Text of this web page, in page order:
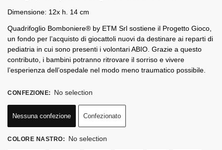
Dimensione: 12x h. 14 cm
Quadrifoglio Bomboniere® by ETM Srl sostiene il Progetto Gioco,
un fondo per l’acquisto di giocattoli nuovi da destinare ai reparti di
pediatria in cui sono presenti i volontari ABIO. Grazie a questo
contributo, i bambini potranno ritrovare il sorriso e vivere
l’esperienza dell’ospedale nel modo meno traumatico possibile.
CONFEZIONE: No selection
Nessuna confezione Confezionato
COLORE NASTRO: No selection